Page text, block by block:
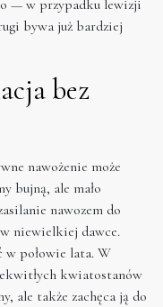
— w przypadku lewizji
bywa już bardziej
bez
nawożenie może
bujną, ale mało
nawozem do
niewielkiej dawce.
w połowie lata. W
kwiatostanów
ale także zachęca ją do